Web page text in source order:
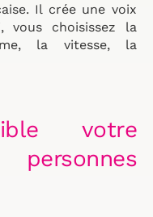
Il crée une voix
vous choisissez la
la vitesse, la
votre